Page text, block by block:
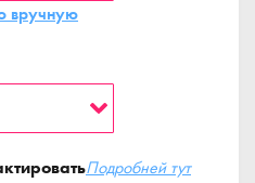
вручную
Подробней тут